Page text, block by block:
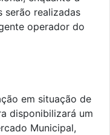
serão realizadas
operador do
em situação de
disponibilizará um
Municipal,